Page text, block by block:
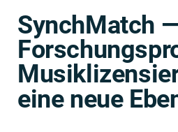
SynchMatch
eine neue